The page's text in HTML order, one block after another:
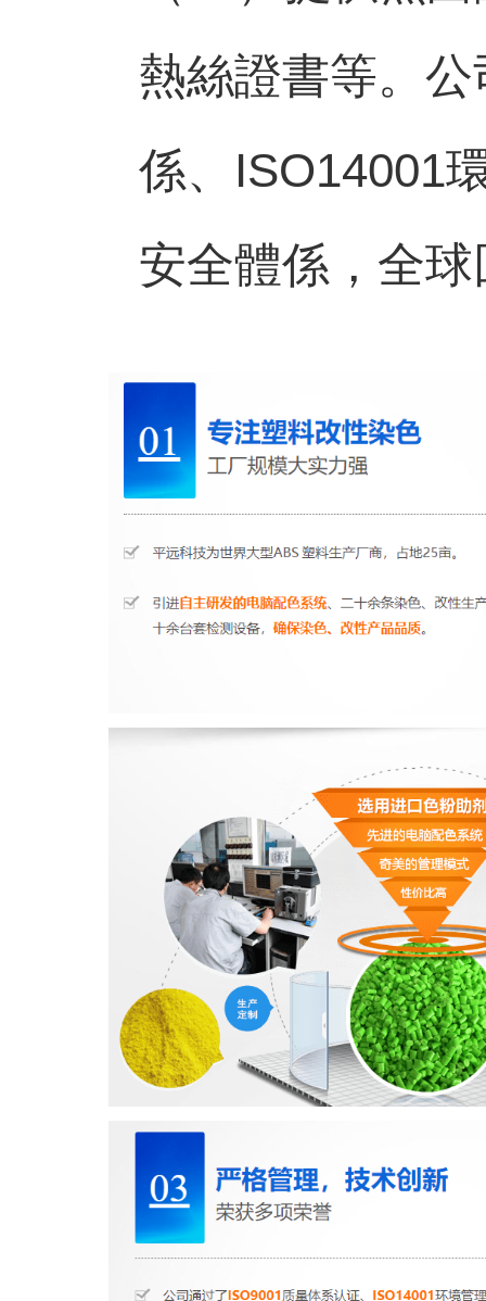
熱絲證書等。 公
係、ISO14001
安全體係，全